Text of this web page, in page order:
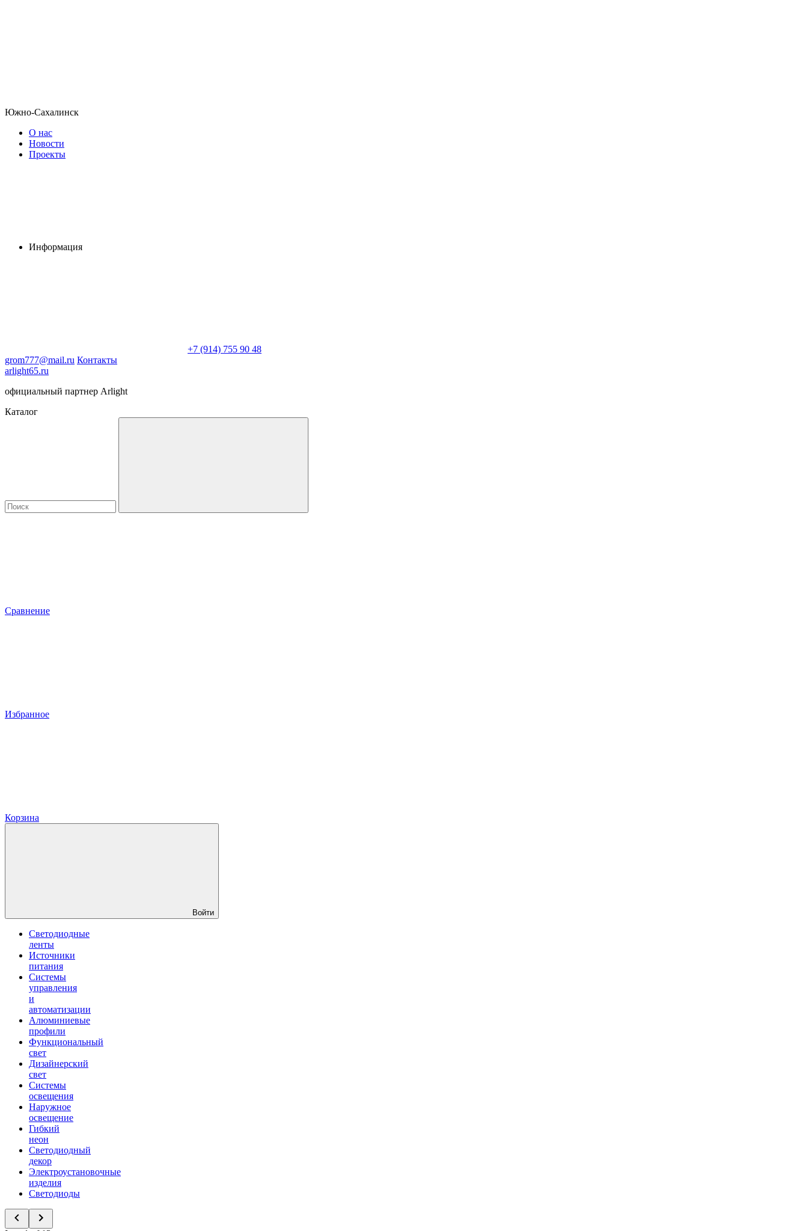
Южно-Сахалинск
О нас
Новости
Проекты
Информация
+7 (914) 755 90 48
grom777@mail.ru Контакты
arlight65.ru
официальный партнер Arlight
Каталог
Сравнение
Избранное
Корзина
Войти
Светодиодные
ленты
Источники
питания
Системы
управления
и
автоматизации
Алюминиевые
профили
Функциональный
свет
Дизайнерский
свет
Системы
освещения
Наружное
освещение
Гибкий
неон
Светодиодный
декор
Электроустановочные
изделия
Светодиоды